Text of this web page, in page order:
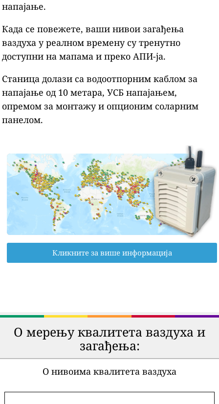
напајање.
Када се повежете, ваши нивои загађења
ваздуха у реалном времену су тренутно
доступни на мапама и преко АПИ-ја.
Станица долази са водоотпорним каблом за
напајање од 10 метара, УСБ напајањем,
опремом за монтажу и опционим соларним
панелом.
Кликните за више информација
О мерењу квалитета ваздуха и
загађења:
О нивоима квалитета ваздуха